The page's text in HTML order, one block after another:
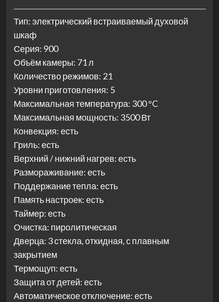
Тип: электрический встраиваемый духовой
шкаф
Серия: 900
Объём камеры: 71 л
Количество режимов: 21
Уровни приготовления: 5
Максимальная температура: 300 °C
Максимальная мощность: 3500 Вт
Конвекция: есть
Гриль: есть
Верхний / нижний нагрев: есть
Размораживание: есть
Поддержание тепла: есть
Память настроек: есть
Таймер: есть
Очистка: пиролитическая
Дверца: 3 стекла, откидная, с плавным
закрытием
Термощуп: есть
Защита от детей: есть
Автоматическое отключение: есть